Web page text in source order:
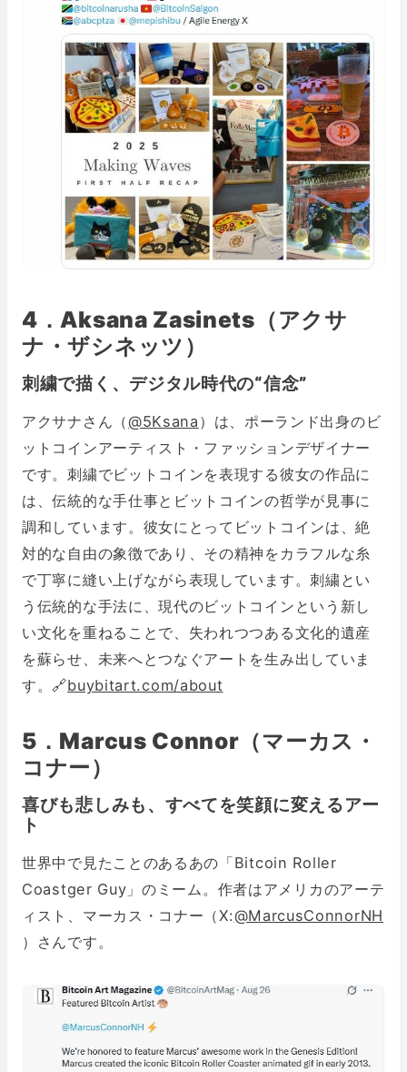
4．Aksana Zasinets（アクサ
ナ・ザシネッツ）
刺繍で描く、デジタル時代の“信念”
アクサナさん（@5Ksana ）は、ポーランド出身のビ
ットコインアーティスト・ファッションデザイナー
です。刺繍でビットコインを表現する彼女の作品に
は、伝統的な手仕事とビットコインの哲学が見事に
調和しています。彼女にとってビットコインは、絶
対的な自由の象徴であり、その精神をカラフルな糸
で丁寧に縫い上げながら表現しています。刺繍とい
う伝統的な手法に、現代のビットコインという新し
い文化を重ねることで、失われつつある文化的遺産
を蘇らせ、未来へとつなぐアートを生み出していま
す。🔗buybitart.com/about
5．Marcus Connor（マーカス・
コナー）
喜びも悲しみも、すべてを笑顔に変えるアー
ト
世界中で見たことのあるあの「Bitcoin Roller
Coastger Guy」のミーム。作者はアメリカのアーテ
ィスト、マーカス・コナー（X:@MarcusConnorNH
）さんです。